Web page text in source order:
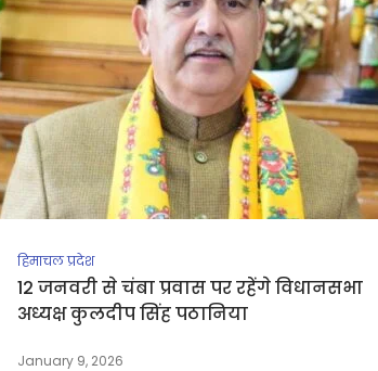
हिमाचल प्रदेश
12 जनवरी से चंबा प्रवास पर रहेंगे विधानसभा
अध्यक्ष कुलदीप सिंह पठानिया
January 9, 2026